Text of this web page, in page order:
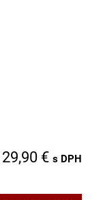
29,90 € s DPH